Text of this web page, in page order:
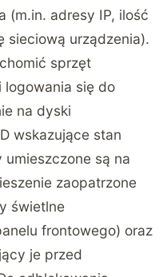
(m.in. adresy IP, ilość
sieciową urządzenia).
sprzęt
logowania się do
na dyski
wskazujące stan
umieszczone są na
zaopatrzone
świetlne
frontowego) oraz
je przed